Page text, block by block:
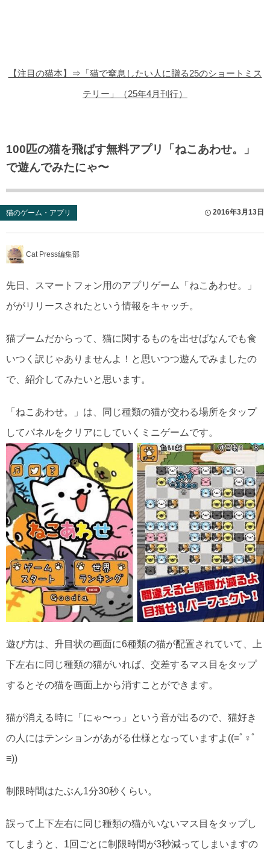
【注目の猫本】⇒「猫で窒息したい人に贈る25のショートミス
テリー」（25年4月刊行）
100匹の猫を飛ばす無料アプリ「ねこあわせ。」
で遊んでみたにゃ〜
猫のゲーム・アプリ 2016年3月13日
Cat Press編集部
先日、スマートフォン用のアプリゲーム「ねこあわせ。」
ががリリースされたという情報をキャッチ。
猫ブームだからって、猫に関するものを出せばなんでも食
いつく訳じゃありませんよ！と思いつつ遊んでみましたの
で、紹介してみたいと思います。
「ねこあわせ。」は、同じ種類の猫が交わる場所をタップ
してパネルをクリアにしていくミニゲームです。
遊び方は、升目状の画面に6種類の猫が配置されていて、上
下左右に同じ種類の猫がいれば、交差するマス目をタップ
するとその猫を画面上から消すことができます。
猫が消える時に「にゃ〜っ」という音が出るので、猫好き
の人にはテンションがあがる仕様となっていますよ((≡ﾟ♀ﾟ
≡))
制限時間はたぶん1分30秒くらい。
誤って上下左右に同じ種類の猫がいないマス目をタップし
てしまうと、1回ごとに制限時間が3秒減ってしまいますの
猫のゲーム・アプリ
猫のフリー写真素材